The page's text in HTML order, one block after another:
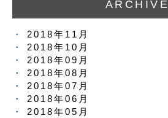
ARCHIVE
2018年11月
2018年10月
2018年09月
2018年08月
2018年07月
2018年06月
2018年05月